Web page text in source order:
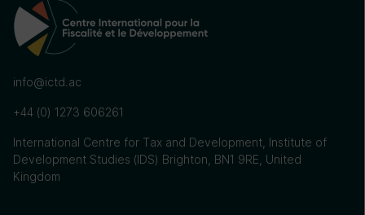
info@ictd.ac
+44 (0) 1273 606261
International Centre for Tax and Development, Institute of
Development Studies (IDS) Brighton, BN1 9RE, United
Kingdom